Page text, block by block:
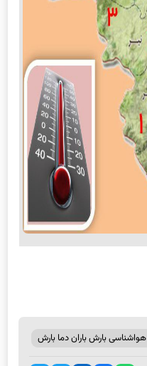
هواشناسی بارش باران دما بارش